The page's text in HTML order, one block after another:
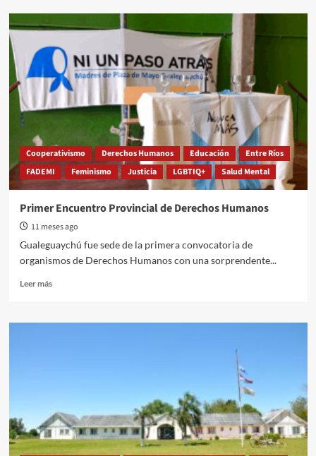
Doomscrolling:
qué
y
cómo
frenarlo
para
cuidar
mental
Cooperativismo Derechos Humanos Educación
Entre Ríos
FADEMI
Feminismo Justicia LGBTIQ+ Salud Mental
Primer Encuentro Provincial de Derechos Humanos
11 meses ago
Gualeguaychú fue sede de la primera convocatoria de
organismos de Derechos Humanos con una sorprendente...
Leer másRead
Primer